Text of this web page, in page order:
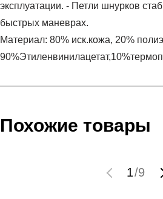
эксплуатации. - Петли шнурков
быстрых маневрах.
Материал: 80% иск.кожа, 20%
Артикул:2007004-103
Пол:мужской
спортивный стиль
Условия оплаты
высылает Вам менеджер.
мы не увидим Вашу оплату.
Похожие товары
1/9